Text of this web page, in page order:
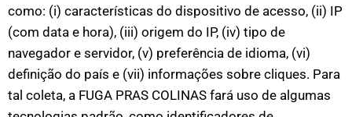
como: (i) características do dispositivo de acesso, (ii) IP
(com data e hora), (iii) origem do IP, (iv) tipo de
navegador e servidor, (v) preferência de idioma, (vi)
definição do país e (vii) informações sobre cliques. Para
tal coleta, a FUGA PRAS COLINAS fará uso de algumas